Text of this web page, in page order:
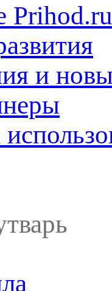
Prihod.ru
и